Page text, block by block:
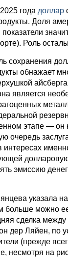
года доллар
Доля
показатели
Роль
сохранения
обнажает
является
этапе — он
очередь
интересах
эмиссию
указала
больше можно
сделка
дер Ляйен, по
(прежде
несмотря на